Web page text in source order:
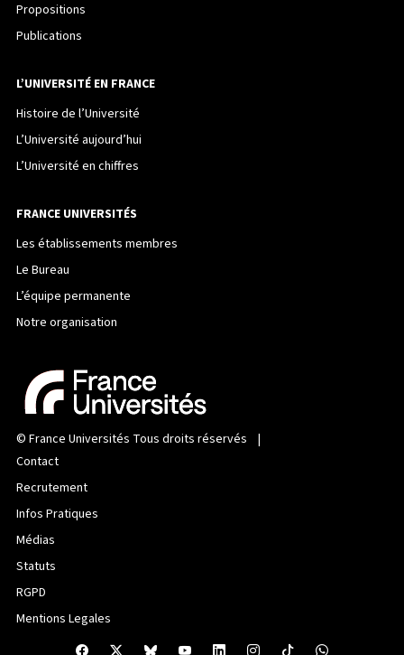
Propositions
Publications
L’UNIVERSITÉ EN FRANCE
Histoire de l’Université
L’Université aujourd’hui
L’Université en chiffres
FRANCE UNIVERSITÉS
Les établissements membres
Le Bureau
L’équipe permanente
Notre organisation
© France Universités Tous droits réservés |
Contact
Recrutement
Infos Pratiques
Médias
Statuts
RGPD
Mentions Legales